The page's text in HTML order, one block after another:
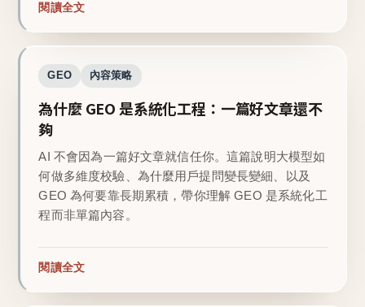
閱讀全文
GEO 內容策略
為什麼 GEO 是系統化工程：一篇好文章還不
夠
AI 不會因為一篇好文章就信任你。這篇說明大模型如
何做多維度校驗、為什麼用戶提問變長變細、以及
GEO 為何要靠長期累積，帶你理解 GEO 是系統化工
程而非單篇內容。
閱讀全文